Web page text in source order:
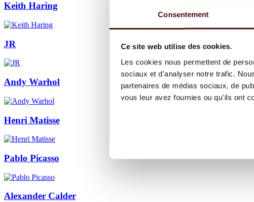
Consentement
Ce site web utilise des cookies.
Les cookies nous permettent de
sociaux et d'analyser notre trafic.
partenaires de médias sociaux, de
vous leur avez fournies ou qu'ils ont
Keith Haring
JR
Andy Warhol
Henri Matisse
Pablo Picasso
Alexander Calder